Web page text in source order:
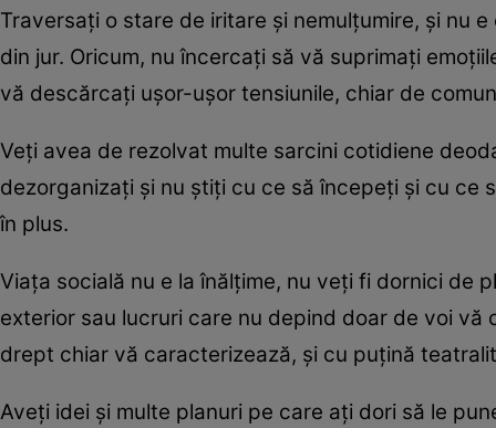
Traversaţi o stare de iritare și nemulțumire, şi nu
din jur. Oricum, nu încercaţi să vă suprimaţi
vă descărcaţi ușor-ușor tensiunile, chiar de
Veţi avea de rezolvat multe sarcini cotidiene
dezorganizaţi şi nu ştiţi cu ce să începeţi şi cu ce
în plus.
Viața socială nu e la înălțime, nu veţi fi dornici de
exterior sau lucruri care nu depind doar de voi
drept chiar vă caracterizează, și cu puţină
Aveţi idei şi multe planuri pe care aţi dori să le